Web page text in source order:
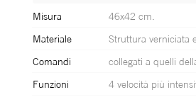
Misura
46x42 cm.
Materiale
Struttura verniciata
Comandi
collegati a quelli
Funzioni
4 velocità più